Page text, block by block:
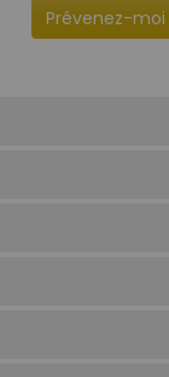
Prévenez-